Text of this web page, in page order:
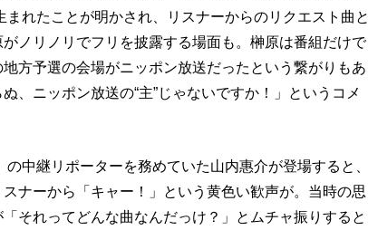
れたことが明かされ、リスナーからのリクエスト曲と
ノリノリでフリを披露する場面も。榊原は番組だけで
方予選の会場がニッポン放送だったという繋がりもあ
、ニッポン放送の“主”じゃないですか！」というコメ
中継リポーターを務めていた山内惠介が登場すると、
ナーから「キャー！」という黄色い歓声が。当時の思
それってどんな曲なんだっけ？」とムチャ振りすると